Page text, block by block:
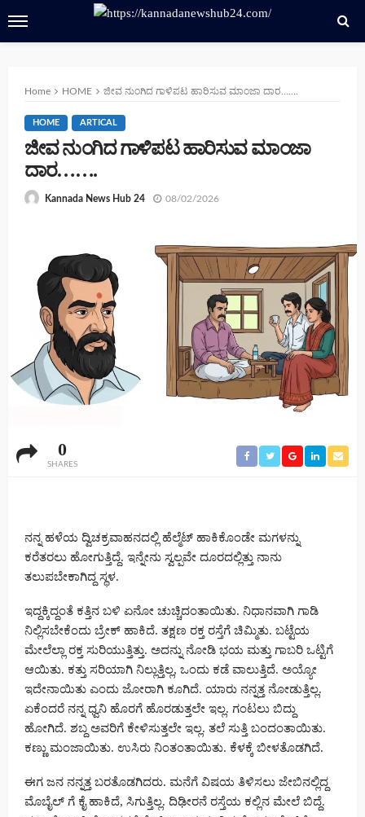
Home HOME ಜೀವ ನುಂಗಿದ ಗಾಳಿಪಟ ಹಾರಿಸುವ ಮಾಂಜಾ ದಾರ…….
HOME ARTICAL
ಜೀವ ನುಂಗಿದ ಗಾಳಿಪಟ ಹಾರಿಸುವ ಮಾಂಜಾ
ದಾರ…….
Kannada News Hub 24 08/02/2026
0
SHARES
ನನ್ನ ಹಳೆಯ ದ್ವಿಚಕ್ರವಾಹನದಲ್ಲಿ ಹೆಲ್ಮೆಟ್ ಹಾಕಿಕೊಂಡೇ ಮಗಳನ್ನು
ಕರೆತರಲು ಹೋಗುತ್ತಿದ್ದೆ. ಇನ್ನೇನು ಸ್ವಲ್ಪವೇ ದೂರದಲ್ಲಿತ್ತು ನಾನು
ತಲುಪಬೇಕಾಗಿದ್ದ ಸ್ಥಳ.
ಇದ್ದಕ್ಕಿದ್ದಂತೆ ಕತ್ತಿನ ಬಳಿ ಏನೋ ಚುಚ್ಚಿದಂತಾಯಿತು. ನಿಧಾನವಾಗಿ ಗಾಡಿ
ನಿಲ್ಲಿಸಬೇಕೆಂದು ಬ್ರೇಕ್ ಹಾಕಿದೆ. ತಕ್ಷಣ ರಕ್ತ ರಸ್ತೆಗೆ ಚಿಮ್ಮಿತು. ಬಟ್ಟೆಯ
ಮೇಲೆಲ್ಲಾ ರಕ್ತ ಸುರಿಯುತ್ತಿತ್ತು. ಅದನ್ನು ನೋಡಿ ಭಯ ಮತ್ತು ಗಾಬರಿ ಒಟ್ಟಿಗೆ
ಆಯಿತು. ಕತ್ತು ಸರಿಯಾಗಿ ನಿಲ್ಲುತ್ತಿಲ್ಲ, ಒಂದು ಕಡೆ ವಾಲುತ್ತಿದೆ. ಅಯ್ಯೋ
ಇದೇನಾಯಿತು ಎಂದು ಜೋರಾಗಿ ಕೂಗಿದೆ. ಯಾರು ನನ್ನತ್ತ ನೋಡುತ್ತಿಲ್ಲ.
ಏಕೆಂದರೆ ನನ್ನ ಧ್ವನಿ ಹೊರಗೆ ಹೊರಡುತ್ತಲೇ ಇಲ್ಲ. ಗಂಟಲು ಬಿದ್ದು
ಹೋಗಿದೆ. ಶಬ್ದ ಅವರಿಗೆ ಕೇಳಿಸುತ್ತಲೇ ಇಲ್ಲ. ತಲೆ ಸುತ್ತಿ ಬಂದಂತಾಯಿತು.
ಕಣ್ಣು ಮಂಜಾಯಿತು. ಉಸಿರು ನಿಂತಂತಾಯಿತು‌. ಕೆಳಕ್ಕೆ ಬೀಳತೊಡಗಿದೆ.
ಈಗ ಜನ ನನ್ನತ್ತ ಬರತೊಡಗಿದರು. ಮನೆಗೆ ವಿಷಯ ತಿಳಿಸಲು ಜೇಬಿನಲ್ಲಿದ್ದ
ಮೊಬೈಲ್ ಗೆ ಕೈ ಹಾಕಿದೆ, ಸಿಗುತ್ತಿಲ್ಲ. ದಿಢೀರನೆ ರಸ್ತೆಯ ಕಲ್ಲಿನ ಮೇಲೆ ಬಿದ್ದೆ.